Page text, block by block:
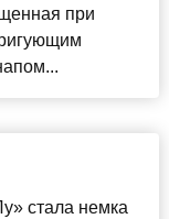
при
стала немка